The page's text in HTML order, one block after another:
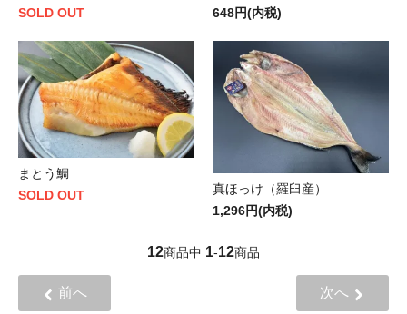
SOLD OUT
648円(内税)
まとう鯛
SOLD OUT
真ほっけ（羅臼産）
1,296円(内税)
12商品中 1-12商品
前へ 次へ